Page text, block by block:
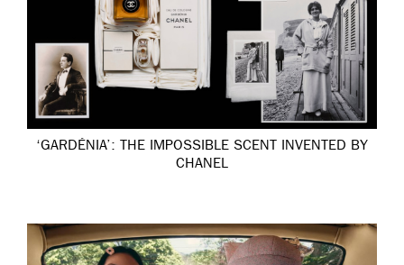
‘GARDÉNIA’: THE IMPOSSIBLE SCENT INVENTED BY
CHANEL